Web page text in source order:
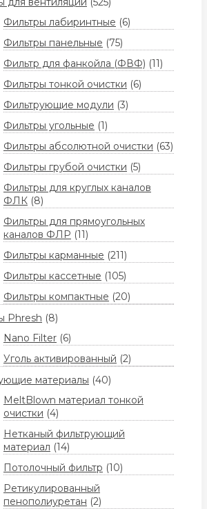
Фильтры лабиринтные (6)
Фильтры панельные (75)
Фильтр для фанкойла (ФВФ) (11)
Фильтры тонкой очистки (6)
Фильтрующие модули (3)
Фильтры угольные (1)
Фильтры абсолютной очистки (63)
Фильтры грубой очистки (5)
Фильтры для круглых каналов
ФЛК (8)
Фильтры для прямоугольных
каналов ФЛР (11)
Фильтры карманные (211)
Фильтры кассетные (105)
Фильтры компактные (20)
Phresh (8)
Nano Filter (6)
Уголь активированный (2)
материалы (40)
MeltBlown материал тонкой
очистки (4)
Нетканый фильтрующий
материал (14)
Потолочный фильтр (10)
Ретикулированный
пенополиуретан (2)